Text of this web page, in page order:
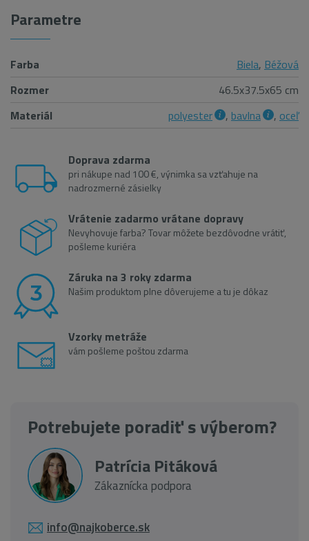
Parametre
Farba Biela, Béžová
Rozmer
46.5x37.5x65 cm
Materiál
polyester , bavlna , oceľ
Doprava zdarma
pri nákupe nad 100 €, výnimka sa vzťahuje na
nadrozmerné zásielky
Vrátenie zadarmo vrátane dopravy
Nevyhovuje farba? Tovar môžete bezdôvodne vrátiť,
pošleme kuriéra
Záruka na 3 roky zdarma
Našim produktom plne dôverujeme a tu je dôkaz
Vzorky metráže
vám pošleme poštou zdarma
Potrebujete poradiť s výberom?
Patrícia Pitáková
Zákaznícka podpora
info@najkoberce.sk